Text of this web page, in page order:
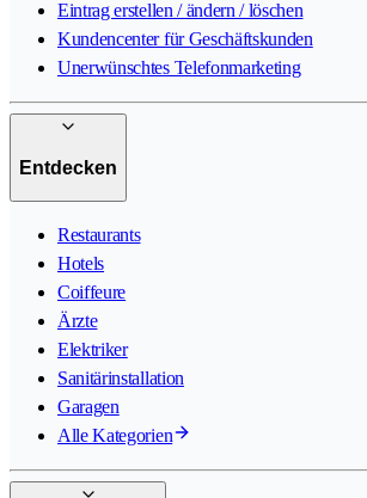
Eintrag erstellen / ändern / löschen
Kundencenter für Geschäftskunden
Unerwünschtes Telefonmarketing
Entdecken
Restaurants
Hotels
Coiffeure
Ärzte
Elektriker
Sanitärinstallation
Garagen
Alle Kategorien